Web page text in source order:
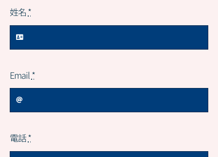
姓名*
Email *
電話*